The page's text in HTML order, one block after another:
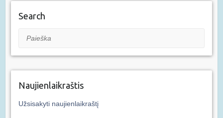
Search
Paieška
Naujienlaikraštis
Užsisakyti naujienlaikraštį